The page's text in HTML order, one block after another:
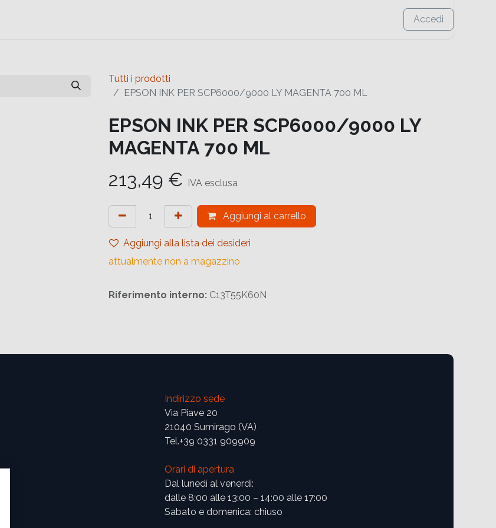
Accedi
Tutti i prodotti
EPSON INK PER SCP6000/9000 LY MAGENTA 700 ML
EPSON INK PER SCP6000/9000 LY
MAGENTA 700 ML
213,49 € IVA esclusa
Aggiungi al carrello
Aggiungi alla lista dei desideri
attualmente non a magazzino
Riferimento interno: C13T55K60N
Indirizzo sede
Via Piave 20
21040 Sumirago (VA)
Tel.+39 0331 909909
Orari di apertura
Dal lunedì al venerdì:
dalle 8:00 alle 13:00 – 14:00 alle 17:00
Sabato e domenica: chiuso